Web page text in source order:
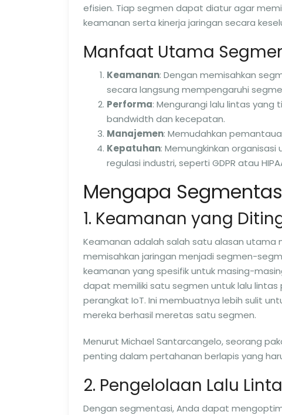
efisien. Tiap segmen dapat diatur agar
keamanan serta kinerja jaringan secara
Manfaat Utama
Keamanan: Dengan memisahkan
secara langsung mempengaruhi
Performa: Mengurangi lalu lintas
bandwidth dan kecepatan.
Manajemen: Memudahkan
Kepatuhan: Memungkinkan
regulasi industri, seperti GDPR atau
Mengapa
1. Keamanan yang
Keamanan adalah salah satu alasan
memisahkan jaringan menjadi segmen-
keamanan yang spesifik untuk masing-
dapat memiliki satu segmen untuk lalu
perangkat IoT. Ini membuatnya lebih sulit
mereka berhasil meretas satu segmen.
Menurut Michael Santarcangelo, seorang
penting dalam pertahanan berlapis yang
2. Pengelolaan Lalu
Dengan segmentasi, Anda dapat